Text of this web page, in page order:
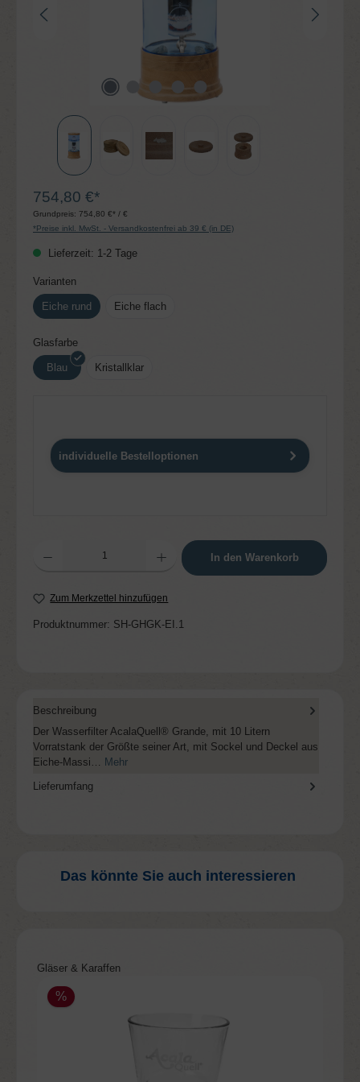
754,80 €*
Grundpreis: 754,80 €* / €
*Preise inkl. MwSt. - Versandkostenfrei ab 39 € (in DE)
Lieferzeit: 1-2 Tage
Variantenauswählen
Eiche rund Eiche flach
Glasfarbeauswählen
Blau Kristallklar
individuelle Bestelloptionen
Produkt Anzahl: Gib den gewünschten Wert ein oder benutze die Schaltflächen um
In den Warenkorb
Zum Merkzettel hinzufügen
Produktnummer: SH-GHGK-EI.1
Beschreibung
Der Wasserfilter AcalaQuell® Grande, mit 10 Litern
Vorratstank der Größte seiner Art, mit Sockel und Deckel aus
Eiche-Massi… Mehr
Lieferumfang
Das könnte Sie auch interessieren
Produktgalerie überspringen
Gläser & Karaffen
%